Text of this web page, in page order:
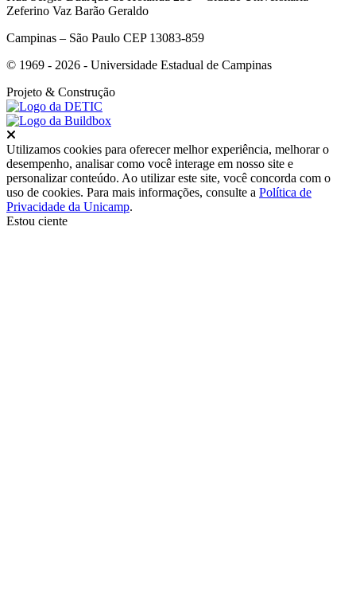
Zeferino Vaz Barão Geraldo
Campinas – São Paulo CEP 13083-859
© 1969 - 2026 - Universidade Estadual de Campinas
Projeto & Construção
Utilizamos cookies para oferecer melhor experiência, melhorar o
desempenho, analisar como você interage em nosso site e
personalizar conteúdo. Ao utilizar este site, você concorda com o
uso de cookies. Para mais informações, consulte a Política de
Privacidade da Unicamp.
Estou ciente